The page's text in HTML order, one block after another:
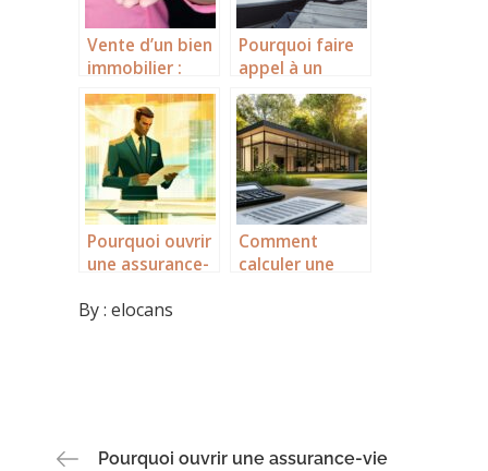
Vente d’un bien
immobilier :
quels sont les
diagnostics à
réaliser et
pourquoi les
réaliser ?
Pourquoi faire
appel à un
broker pour
acquérir un
yacht ?
Pourquoi ouvrir
une assurance-
en Private
Comment
calculer une
By :elocans
Navigation
Pourquoi ouvrir une assurance-vie